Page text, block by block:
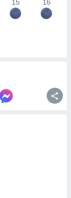
15 16